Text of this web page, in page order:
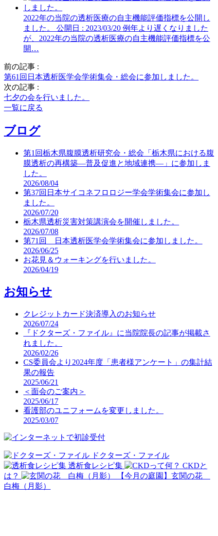
2022年の当院の透析医療の自主機能評価指標を公開し
ました。
公開日 : 2023/03/20 例年より遅くなりました
が、2022年の当院の透析医療の自主機能評価指標を公
開…
前の記事 :
第61回日本透析医学会学術集会・総会に参加しました。
次の記事 :
七夕の会を行いました。
一覧に戻る
ブログ
第1回栃木県腹膜透析研究会・総会「栃木県における腹
膜透析の再構築―普及促進と地域連携―」に参加しま
した。
2026/08/04
第37回日本サイコネフロロジー学会学術集会に参加し
ました。
2026/07/20
栃木県透析災害対策講演会を開催しました。
2026/07/08
第71回 日本透析医学会学術集会に参加しました。
2026/06/25
お花見＆ウォーキングを行いました。
2026/04/19
お知らせ
クレジットカード決済導入のお知らせ
2026/07/24
『ドクターズ・ファイル』に当院院長の記事が掲載さ
れました。
2026/02/26
CS委員会より2024年度「患者様アンケート」の集計結
果の報告
2025/06/21
＜面会のご案内＞
2025/06/17
看護部のユニフォームを変更しました。
2025/03/07
ドクターズ・ファイル
透析食レシピ集
CKDと
は？
【今月の庭園】玄関の花
白梅（月影）